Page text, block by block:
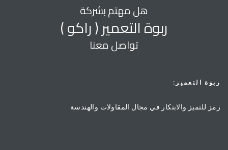
هل مهتم بشركة
ربوة التعمير ( راكو )
تواصل معنا
ربوة التعمير:
رمز للتميز والابتكار في مجال المقاولات والهندسة